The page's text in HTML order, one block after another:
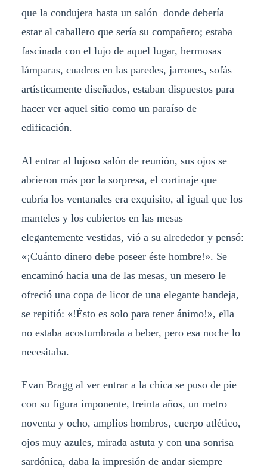
que la condujera hasta un salón donde debería
estar al caballero que sería su compañero; estaba
fascinada con el lujo de aquel lugar, hermosas
lámparas, cuadros en las paredes, jarrones, sofás
artísticamente diseñados, estaban dispuestos para
hacer ver aquel sitio como un paraíso de
edificación.
Al entrar al lujoso salón de reunión, sus ojos se
abrieron más por la sorpresa, el cortinaje que
cubría los ventanales era exquisito, al igual que los
manteles y los cubiertos en las mesas
elegantemente vestidas, vió a su alrededor y pensó:
«¡Cuánto dinero debe poseer éste hombre!». Se
encaminó hacia una de las mesas, un mesero le
ofreció una copa de licor de una elegante bandeja,
se repitió: «!Ésto es solo para tener ánimo!», ella
no estaba acostumbrada a beber, pero esa noche lo
necesitaba.
Evan Bragg al ver entrar a la chica se puso de pie
con su figura imponente, treinta años, un metro
noventa y ocho, amplios hombros, cuerpo atlético,
ojos muy azules, mirada astuta y con una sonrisa
sardónica, daba la impresión de andar siempre